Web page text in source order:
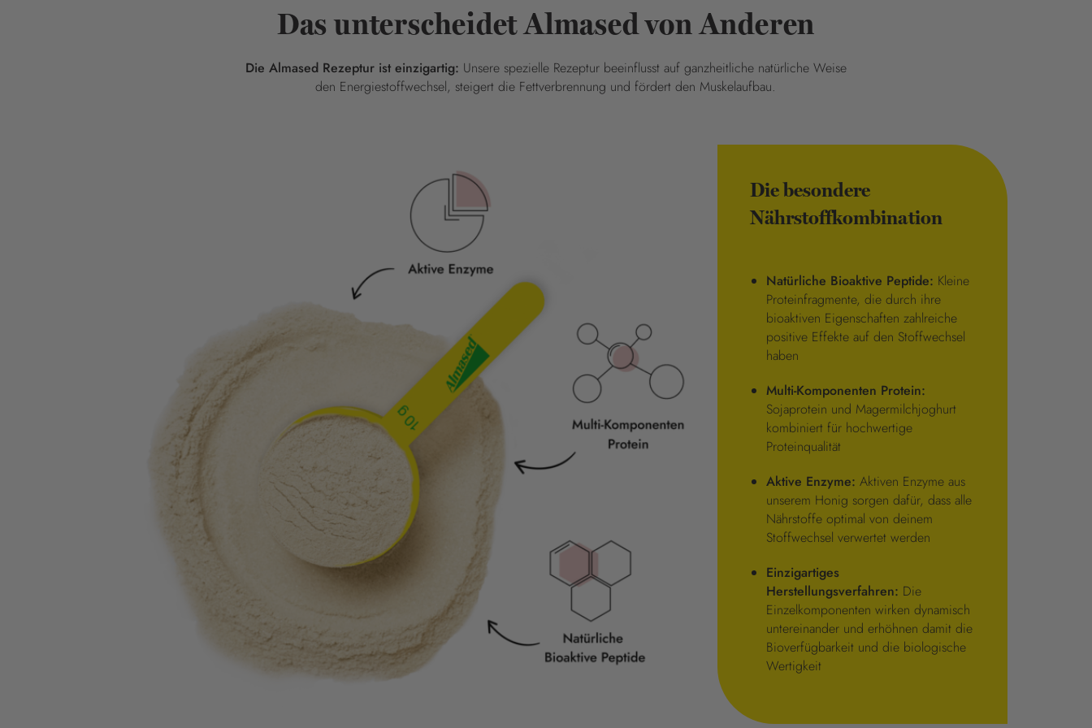
Das unterscheidet Almased von Anderen
Die Almased Rezeptur ist einzigartig: Unsere spezielle Rezeptur beeinflusst auf ganzheitliche natürliche Weise
den Energiestoffwechsel, steigert die Fettverbrennung und fördert den Muskelaufbau.
Die besondere
Nährstoffkombination
Natürliche Bioaktive Peptide: Kleine
Proteinfragmente, die durch ihre
bioaktiven Eigenschaften zahlreiche
positive Effekte auf den Stoffwechsel
haben
Multi-Komponenten Protein:
Sojaprotein und Magermilchjoghurt
kombiniert für hochwertige
Proteinqualität
Aktive Enzyme: Aktiven Enzyme aus
unserem Honig sorgen dafür, dass alle
Nährstoffe optimal von deinem
Stoffwechsel verwertet werden
Einzigartiges
Herstellungsverfahren: Die
Einzelkomponenten wirken dynamisch
untereinander und erhöhnen damit die
Bioverfügbarkeit und die biologische
Wertigkeit